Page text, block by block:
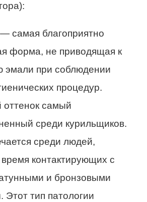
самая благоприятно
форма, не приводящая к
эмали при соблюдении
процедур.
оттенок самый
среди курильщиков.
среди людей,
контактирующих с
и бронзовыми
Этот тип патологии